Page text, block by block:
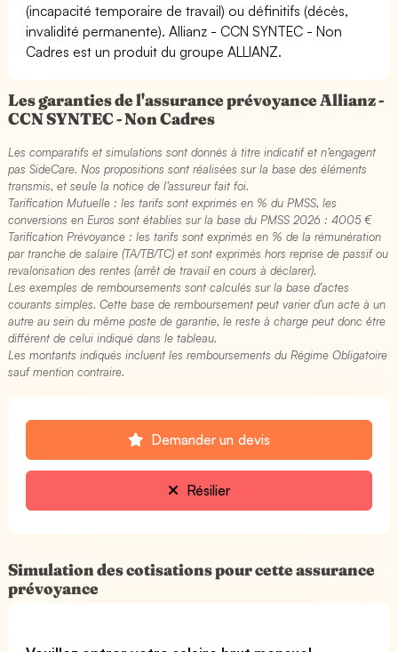
(incapacité temporaire de travail) ou définitifs (décès,
invalidité permanente). Allianz - CCN SYNTEC - Non
Cadres est un produit du groupe ALLIANZ.
Les garanties de l'assurance prévoyance Allianz -
CCN SYNTEC - Non Cadres
Les comparatifs et simulations sont donnés à titre indicatif et n’engagent
pas SideCare. Nos propositions sont réalisées sur la base des éléments
transmis, et seule la notice de l’assureur fait foi.
Tarification Mutuelle : les tarifs sont exprimés en % du PMSS, les
conversions en Euros sont établies sur la base du PMSS 2026 : 4005 €​
Tarification Prévoyance : les tarifs sont exprimés en % de la rémunération
par tranche de salaire (TA/TB/TC) et sont exprimés hors reprise de passif ou
revalorisation des rentes (arrêt de travail en cours à déclarer).
Les exemples de remboursements sont calculés sur la base d'actes
courants simples. Cette base de remboursement peut varier d'un acte à un
autre au sein du même poste de garantie, le reste à charge peut donc être
différent de celui indiqué dans le tableau.
Les montants indiqués incluent les remboursements du Régime Obligatoire
sauf mention contraire.
Demander un devis
Résilier
Simulation des cotisations pour cette assurance
prévoyance